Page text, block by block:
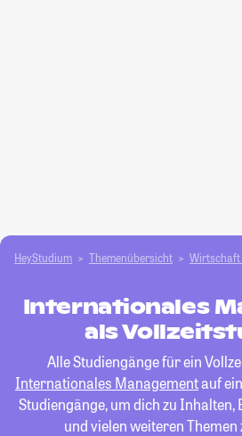
HeyStudium Themenübersicht Wirtschaft
Internationales
als
Alle Studiengänge für ein
Internationales Managementauf
Studiengänge, um dich zu Inhalten,
und vielen weiteren